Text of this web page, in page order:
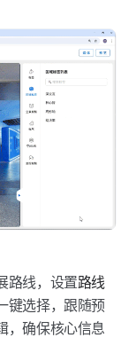
路线，设置路线
键选择，跟随预
，确保核心信息